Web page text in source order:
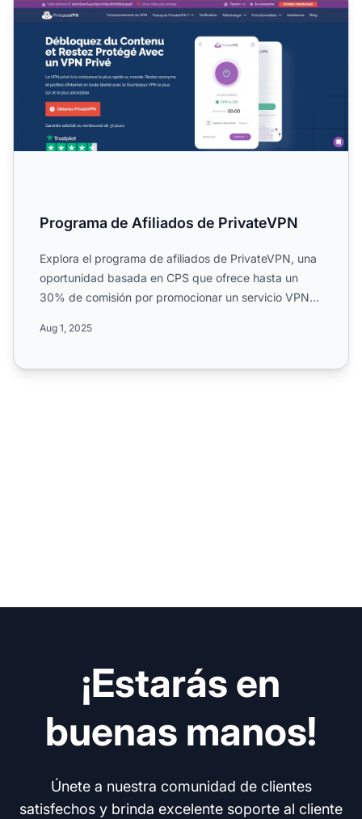
Programa de Afiliados de PrivateVPN
Explora el programa de afiliados de PrivateVPN, una
oportunidad basada en CPS que ofrece hasta un
30% de comisión por promocionar un servicio VPN
Aug 1, 2025
¡Estarás en
buenas manos!
Únete a nuestra comunidad de clientes
satisfechos y brinda excelente soporte al cliente